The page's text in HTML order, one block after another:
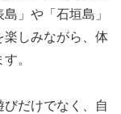
」や「石垣島」
楽しみながら、体
。
だけでなく、自